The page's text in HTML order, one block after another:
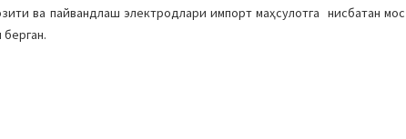
ва пайвандлаш электродлари импорт маҳсулотга нисбатан мос